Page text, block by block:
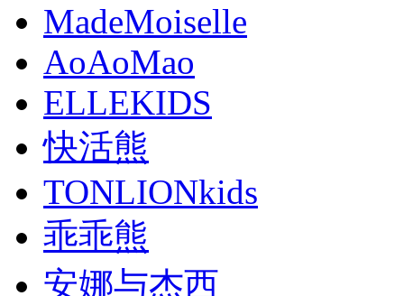
MadeMoiselle
AoAoMao
ELLEKIDS
快活熊
TONLIONkids
乖乖熊
安娜与杰西